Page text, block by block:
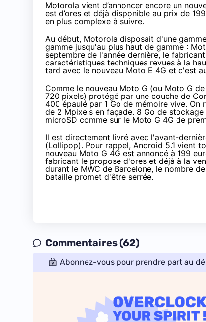
Motorola vient d’annoncer encore un
est d’ores et déjà disponible au prix de
en plus complexe à suivre.
Au début, Motorola disposait d'une
gamme jusqu'au plus haut de gamme :
septembre de l'année dernière, le
caractéristiques techniques revues à la
tard avec le nouveau Moto E 4G et c'est
Comme le nouveau Moto G (ou Moto G
720 pixels) protégé par une couche de
400 épaulé par 1 Go de mémoire vive.
de 2 Mpixels en façade. 8 Go de
microSD comme sur le Moto G 4G de
Il est directement livré avec l'avant-
(Lollipop). Pour rappel, Android 5.1 vient
nouveau Moto G 4G est annoncé à 199
fabricant le propose d'ores et déjà à la
durant le MWC de Barcelone, le nombre de
bataille promet d'être serrée.
Commentaires (62)
Abonnez-vous pour prendre part au